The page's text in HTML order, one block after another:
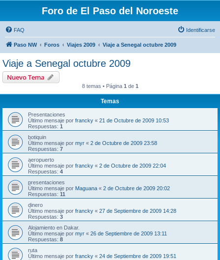
Foro de El Paso del Noroeste
FAQ Identificarse
Paso NW Foros Viajes 2009 Viaje a Senegal octubre 2009
Viaje a Senegal octubre 2009
Nuevo Tema
8 temas • Página 1 de 1
Temas
Presentaciones
Último mensaje por francky « 21 de Octubre de 2009 10:53
Respuestas: 1
botiquin
Último mensaje por myr « 2 de Octubre de 2009 23:58
Respuestas: 7
aeropuerto
Último mensaje por francky « 2 de Octubre de 2009 22:04
Respuestas: 4
presentaciones
Último mensaje por Maguana « 2 de Octubre de 2009 20:02
Respuestas: 11
dinero
Último mensaje por francky « 27 de Septiembre de 2009 14:28
Respuestas: 3
Alojamiento en Dakar.
Último mensaje por myr « 26 de Septiembre de 2009 13:11
Respuestas: 8
ruta
Último mensaje por francky « 24 de Septiembre de 2009 19:51